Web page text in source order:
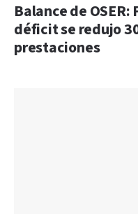
Balance de
déficit se redujo
prestaciones